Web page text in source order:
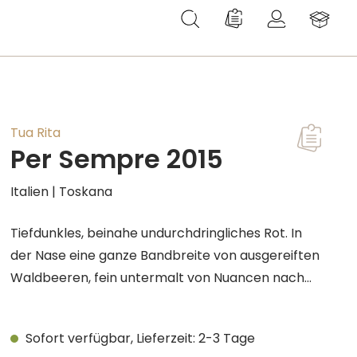
Du hast 0 Produkte
Tua Rita
Per Sempre 2015
Italien | Toskana
Tiefdunkles, beinahe undurchdringliches Rot. In
der Nase eine ganze Bandbreite von ausgereiften
Waldbeeren, fein untermalt von Nuancen nach
elegant. Die Textur ist glatt und dennoch kraftvoll,
Sofort verfügbar, Lieferzeit: 2-3 Tage